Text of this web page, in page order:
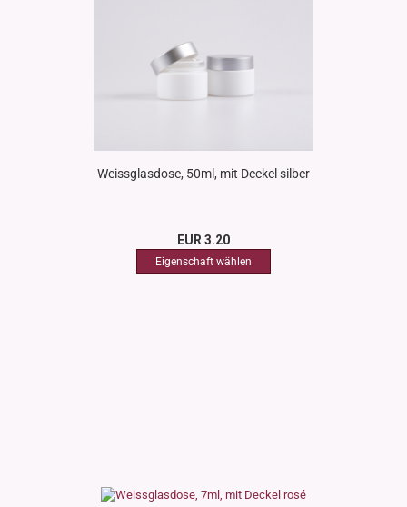
Weissglasdose, 50ml, mit Deckel silber
EUR 3.20